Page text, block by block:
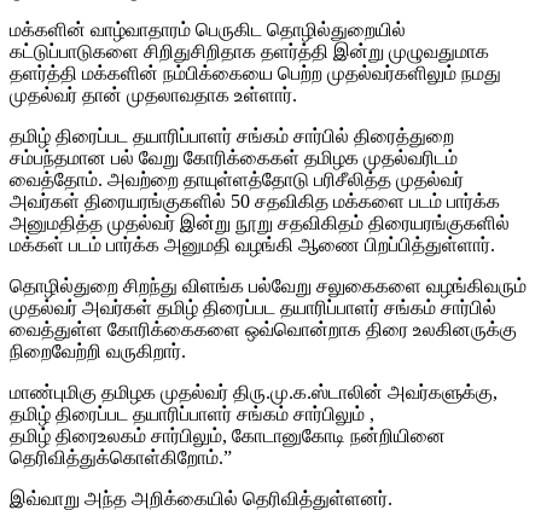
மக்களின் வாழ்வாதாரம் பெருகிட தொழில்துறையில்
கட்டுப்பாடுகளை சிறிதுசிறிதாக தளர்த்தி இன்று முழுவதுமாக
தளர்த்தி மக்களின் நம்பிக்கையை பெற்ற முதல்வர்களிலும் நமது
முதல்வர் தான் முதலாவதாக உள்ளார்.
தமிழ் திரைப்பட தயாரிப்பாளர் சங்கம் சார்பில் திரைத்துறை
சம்பந்தமான பல் வேறு கோரிக்கைகள் தமிழக முதல்வரிடம்
வைத்தோம். அவற்றை தாயுள்ளத்தோடு பரிசீலித்த முதல்வர்
அவர்கள் திரையரங்குகளில் 50 சதவிகித மக்களை படம் பார்க்க
அனுமதித்த முதல்வர் இன்று நூறு சதவிகிதம் திரையரங்குகளில்
மக்கள் படம் பார்க்க அனுமதி வழங்கி ஆணை பிறப்பித்துள்ளார்.
தொழில்துறை சிறந்து விளங்க பல்வேறு சலுகைகளை வழங்கிவரும்
முதல்வர் அவர்கள் தமிழ் திரைப்பட தயாரிப்பாளர் சங்கம் சார்பில்
வைத்துள்ள கோரிக்கைகளை ஒவ்வொன்றாக திரை உலகினருக்கு
நிறைவேற்றி வருகிறார்.
மாண்புமிகு தமிழக முதல்வர் திரு.மு.க.ஸ்டாலின் அவர்களுக்கு,
தமிழ் திரைப்பட தயாரிப்பாளர் சங்கம் சார்பிலும் ,
தமிழ் திரைஉலகம் சார்பிலும், கோடானுகோடி நன்றியினை
தெரிவித்துக்கொள்கிறோம்.”
இவ்வாறு அந்த அறிக்கையில் தெரிவித்துள்ளனர்.